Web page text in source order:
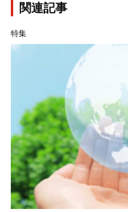
関連記事
特集